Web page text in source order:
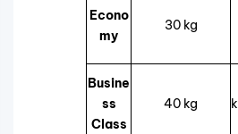
Econo
my
30 kg
Busine
ss
Class
40 kg